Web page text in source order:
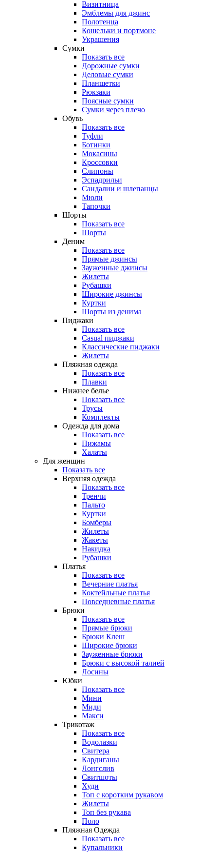
Визитница
Эмблемы для джинс
Полотенца
Кошельки и портмоне
Украшения
Сумки
Показать все
Дорожные сумки
Деловые сумки
Планшетки
Рюкзаки
Поясные сумки
Сумки через плечо
Обувь
Показать все
Туфли
Ботинки
Мокасины
Кроссовки
Слипоны
Эспадрильи
Сандалии и шлепанцы
Мюли
Тапочки
Шорты
Показать все
Шорты
Деним
Показать все
Прямые джинсы
Зауженные джинсы
Жилеты
Рубашки
Широкие джинсы
Куртки
Шорты из денима
Пиджаки
Показать все
Casual пиджаки
Классические пиджаки
Жилеты
Пляжная одежда
Показать все
Плавки
Нижнее белье
Показать все
Трусы
Комплекты
Одежда для дома
Показать все
Пижамы
Халаты
Для женщин
Показать все
Верхняя одежда
Показать все
Тренчи
Пальто
Куртки
Бомберы
Жилеты
Жакеты
Накидка
Рубашки
Платья
Показать все
Вечерние платья
Коктейльные платья
Повседневные платья
Брюки
Показать все
Прямые брюки
Брюки Клеш
Широкие брюки
Зауженные брюки
Брюки с высокой талией
Лосины
Юбки
Показать все
Мини
Миди
Макси
Трикотаж
Показать все
Водолазки
Свитера
Кардиганы
Лонгслив
Свитшоты
Худи
Топ с коротким рукавом
Жилеты
Топ без рукава
Поло
Пляжная Одежда
Показать все
Купальники